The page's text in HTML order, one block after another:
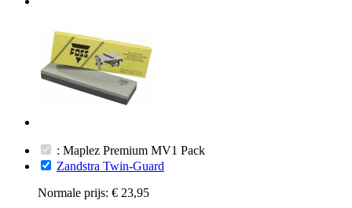
: Maplez Premium MV1 Pack
Zandstra Twin-Guard
Normale prijs: € 23,95